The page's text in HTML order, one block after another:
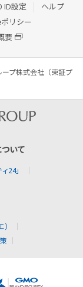
ID設定
ヘルプ
リシー
要
ープ株式会社（東証プ
いて
24」